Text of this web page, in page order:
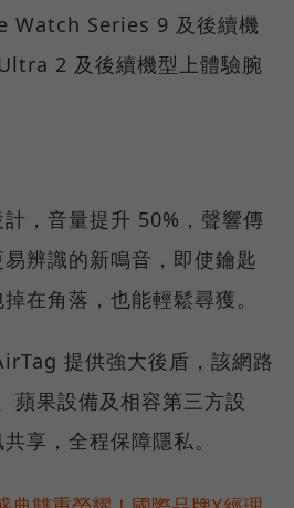
Watch Series 9 及後續機
2 及後續機型上體驗腕
，音量提升 50%，聲響傳
辨識的新鳴音，即使鑰匙
在角落，也能輕鬆尋獲。
提供強大後盾，該網路
蘋果設備及相容第三方設
享，全程保障隱私。